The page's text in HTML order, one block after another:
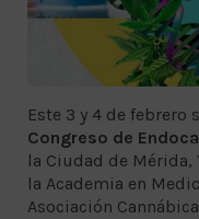
Este 3 y 4 de febrero
Congreso de
la Ciudad de Mérida,
la Academia en
Asociación